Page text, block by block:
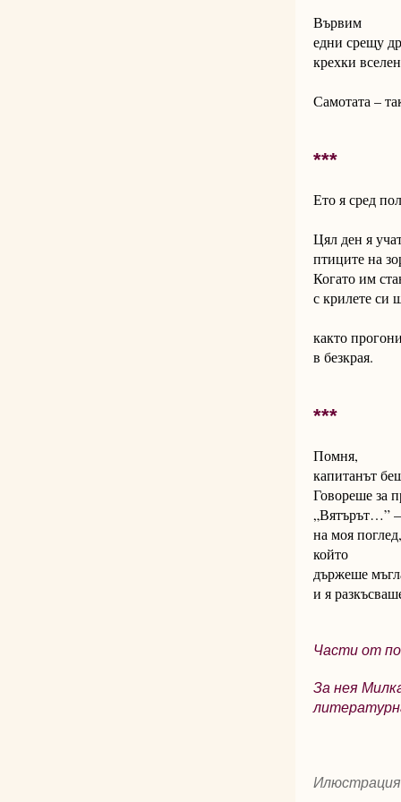
Вървим
едни срещу
крехки
Самотата –
***
Ето я сред
Цял ден я
птиците на
Когато им
с крилете си
както
в безкрая.
***
Помня,
капитанът
Говореше за
„Вятърът…” –
на моя поглед,
който
държеше
и я
Части от
За нея